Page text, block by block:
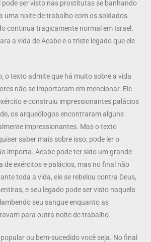
pode ser visto nas prostitutas se banhando
uma noite de trabalho com os soldados
continua tragicamente normal em Israel.
a vida de Acabe e o triste legado que ele
o texto admite que há muito sobre a vida
não se importaram em mencionar. Ele
e construiu impressionantes palácios
os arqueólogos encontraram alguns
impressionantes. Mas o texto
saber mais sobre isso, pode ler o
importa. Acabe pode ter sido um grande
de exércitos e palácios, mas no final não
toda a vida, ele se rebelou contra Deus,
e seu legado pode ser visto naquela
seu sangue enquanto as
para outra noite de trabalho.
ou bem-sucedido você seja. No final